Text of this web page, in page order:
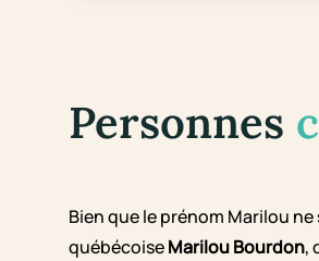
Personnes
Bien que le prénom Marilou
québécoiseMarilou Bourdon,